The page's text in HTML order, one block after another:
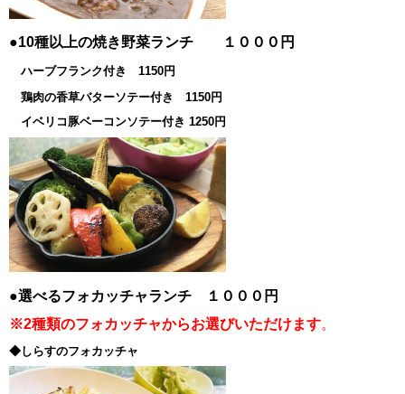
●10種以上の焼き野菜ランチ １０００円
ハーブフランク付き 1150円
鶏肉の香草バターソテー付き 1150円
イベリコ豚ベーコンソテー付き 1250円
●選べるフォカッチャランチ １０００円
※2種類のフォカッチャからお選びいただけます。
◆しらすのフォカッチャ